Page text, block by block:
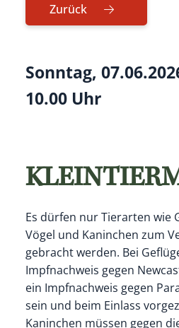
Zurück
Sonntag,
10.00 Uhr
Es dürfen nur Tierarten wie
Vögel und Kaninchen zum
gebracht werden. Bei
Impfnachweis gegen
ein Impfnachweis gegen
sein und beim Einlass
Kaninchen müssen gegen